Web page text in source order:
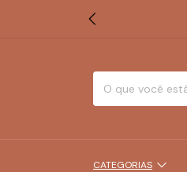
CATEGORIAS